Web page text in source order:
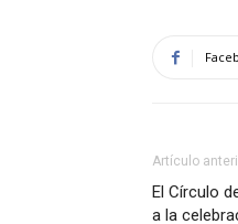
Artículo
El Círculo
a la